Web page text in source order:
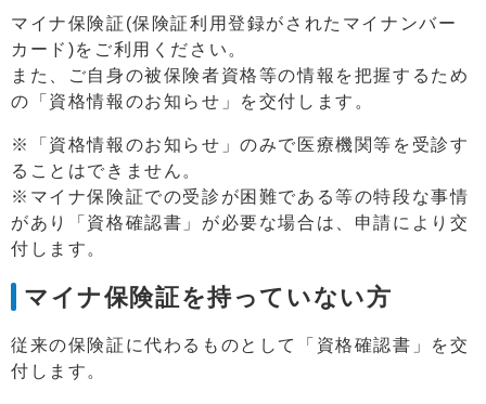
マイナ保険証(保険証利用登録がされたマイナンバー
カード)をご利用ください。
また、ご自身の被保険者資格等の情報を把握するため
の「資格情報のお知らせ」を交付します。
※「資格情報のお知らせ」のみで医療機関等を受診す
ることはできません。
※マイナ保険証での受診が困難である等の特段な事情
があり「資格確認書」が必要な場合は、申請により交
付します。
マイナ保険証を持っていない方
従来の保険証に代わるものとして「資格確認書」を交
付します。